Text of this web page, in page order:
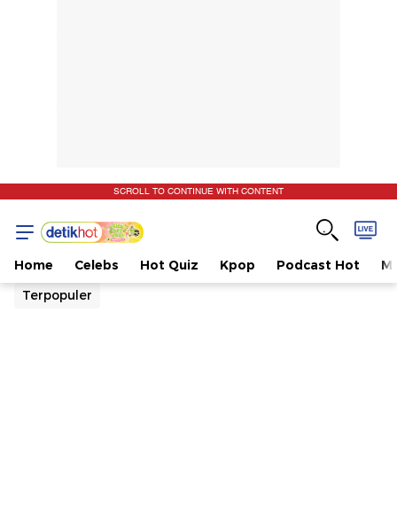
SCROLL TO CONTINUE WITH CONTENT
Home Celebs Hot Quiz Kpop Podcast Hot
Terpopuler